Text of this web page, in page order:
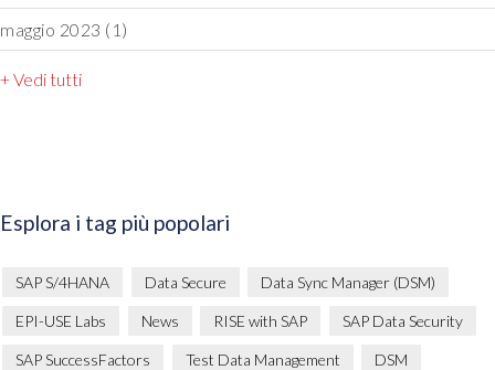
maggio 2023 (1)
+ Vedi tutti
Esplora i tag più popolari
SAP S/4HANA Data Secure Data Sync Manager (DSM)
EPI-USE Labs News RISE with SAP SAP Data Security
SAP SuccessFactors Test Data Management DSM